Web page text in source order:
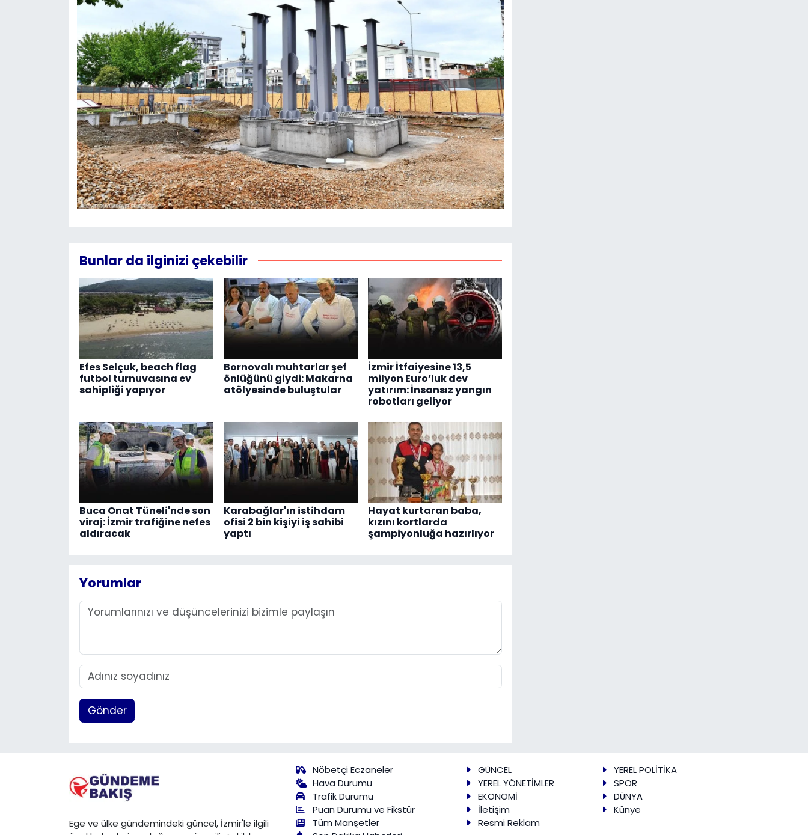
Bunlar da ilginizi çekebilir
Efes Selçuk, beach flag
futbol turnuvasına ev
sahipliği yapıyor
Bornovalı muhtarlar şef
önlüğünü giydi: Makarna
atölyesinde buluştular
İzmir İtfaiyesine 13,5
milyon Euro’luk dev
yatırım: İnsansız yangın
robotları geliyor
Buca Onat Tüneli'nde son
viraj: İzmir trafiğine nefes
aldıracak
Karabağlar'ın istihdam
ofisi 2 bin kişiyi iş sahibi
yaptı
Hayat kurtaran baba,
kızını kortlarda
şampiyonluğa hazırlıyor
Yorumlar
Gönder
Ege ve ülke gündemindeki güncel, İzmir'le ilgili
Nöbetçi Eczaneler
Hava Durumu
Trafik Durumu
Puan Durumu ve Fikstür
Tüm Manşetler
GÜNCEL
YEREL POLİTİKA
YEREL YÖNETİMLER
SPOR
EKONOMİ
DÜNYA
İletişim
Künye
Resmi Reklam